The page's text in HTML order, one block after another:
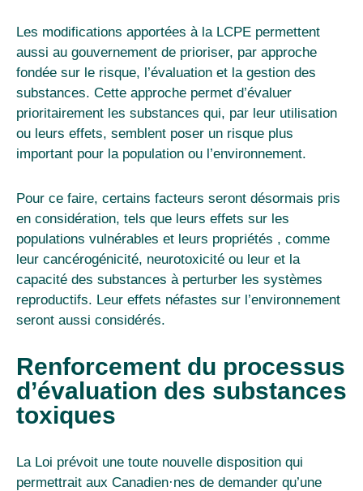
Les modifications apportées à la LCPE permettent
aussi au gouvernement de prioriser, par approche
fondée sur le risque, l’évaluation et la gestion des
substances. Cette approche permet d’évaluer
prioritairement les substances qui, par leur utilisation
ou leurs effets, semblent poser un risque plus
important pour la population ou l’environnement.
Pour ce faire, certains facteurs seront désormais pris
en considération, tels que leurs effets sur les
populations vulnérables et leurs propriétés , comme
leur cancérogénicité, neurotoxicité ou leur et la
capacité des substances à perturber les systèmes
reproductifs. Leur effets néfastes sur l’environnement
seront aussi considérés.
Renforcement du processus
d’évaluation des substances
toxiques
La Loi prévoit une toute nouvelle disposition qui
permettrait aux Canadien·nes de demander qu’une